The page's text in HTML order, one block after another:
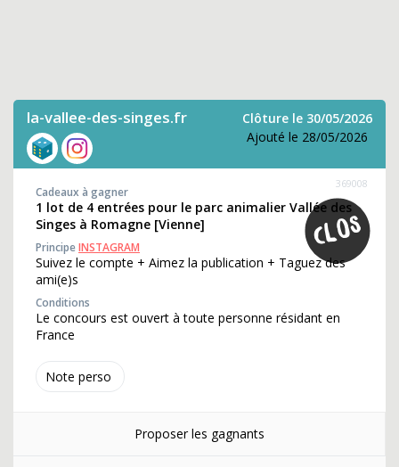
la-vallee-des-singes.fr
Clôture le 30/05/2026
Ajouté le 28/05/2026
Note perso
369008
Cadeaux à gagner
1 lot de 4 entrées pour le parc animalier Vallée des
Singes à Romagne [Vienne]
PrincipeINSTAGRAM
Suivez le compte + Aimez la publication + Taguez des
ami(e)s
Conditions
Le concours est ouvert à toute personne résidant en
France
Proposer les gagnants